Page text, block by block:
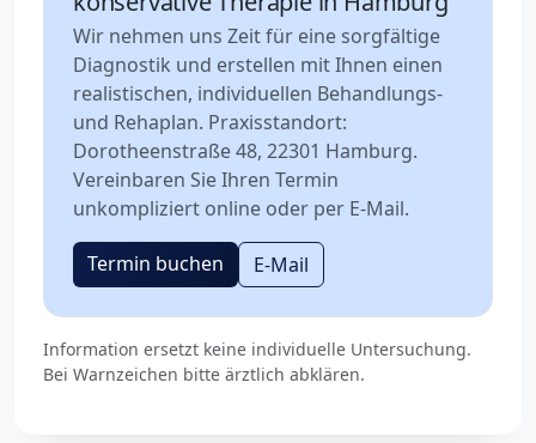
Wir nehmen uns Zeit für eine sorgfältige
Diagnostik und erstellen mit Ihnen einen
realistischen, individuellen Behandlungs-
und Rehaplan. Praxisstandort:
Dorotheenstraße 48, 22301 Hamburg.
Vereinbaren Sie Ihren Termin
unkompliziert online oder per E-Mail.
Termin buchen E-Mail
Information ersetzt keine individuelle Untersuchung.
Bei Warnzeichen bitte ärztlich abklären.